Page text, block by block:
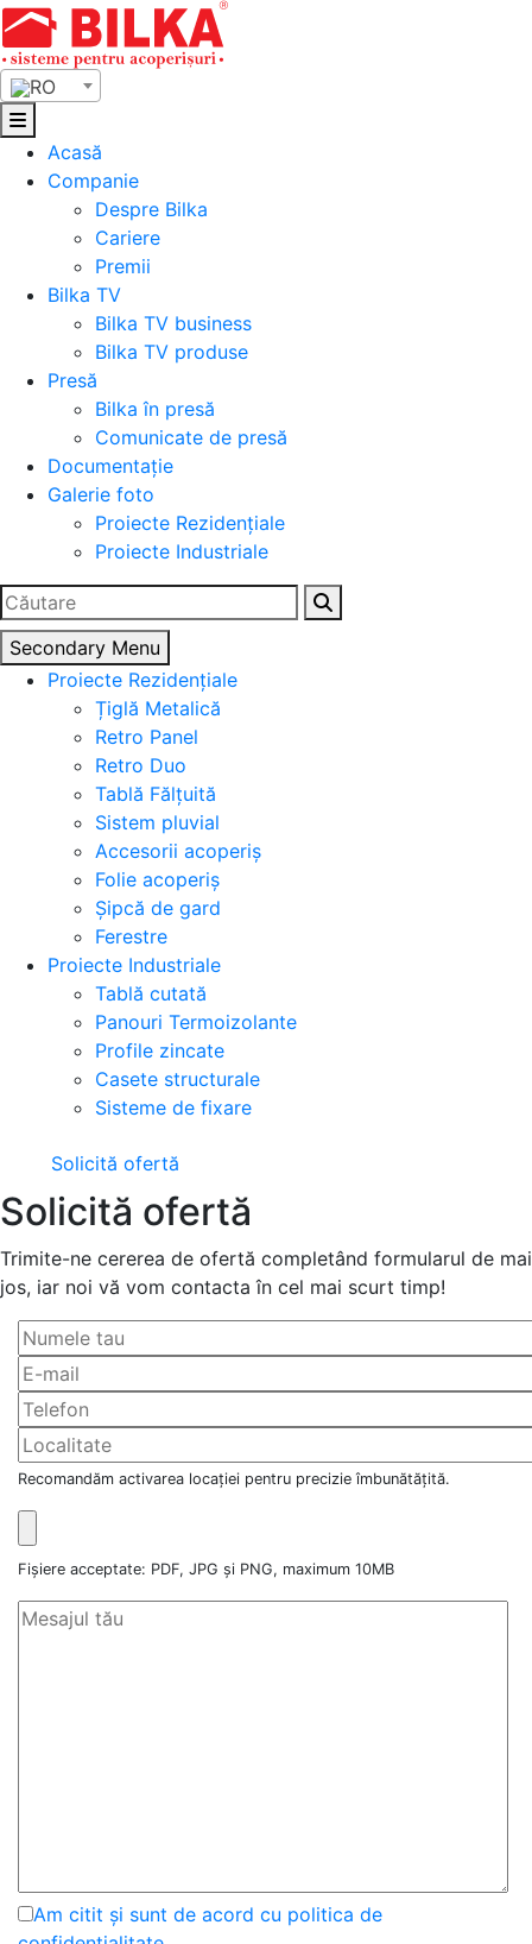
Skip
to
content
RO
Acasă
Companie
Despre Bilka
Cariere
Premii
Bilka TV
Bilka TV business
Bilka TV produse
Presă
Bilka în presă
Comunicate de presă
Documentație
Galerie foto
Proiecte Rezidențiale
Proiecte Industriale
Caută
după:
Secondary Menu
Proiecte Rezidențiale
Țiglă Metalică
Retro Panel
Retro Duo
Tablă Fălțuită
Sistem pluvial
Accesorii acoperiș
Folie acoperiș
Șipcă de gard
Ferestre
Proiecte Industriale
Tablă cutată
Panouri Termoizolante
Profile zincate
Casete structurale
Sisteme de fixare
Solicită ofertă
Solicită ofertă
Trimite-ne cererea de ofertă completând formularul de mai
jos, iar noi vă vom contacta în cel mai scurt timp!
Recomandăm activarea locației pentru precizie îmbunătățită.
Fișiere acceptate: PDF, JPG și PNG, maximum 10MB
Am citit și sunt de acord cu politica de